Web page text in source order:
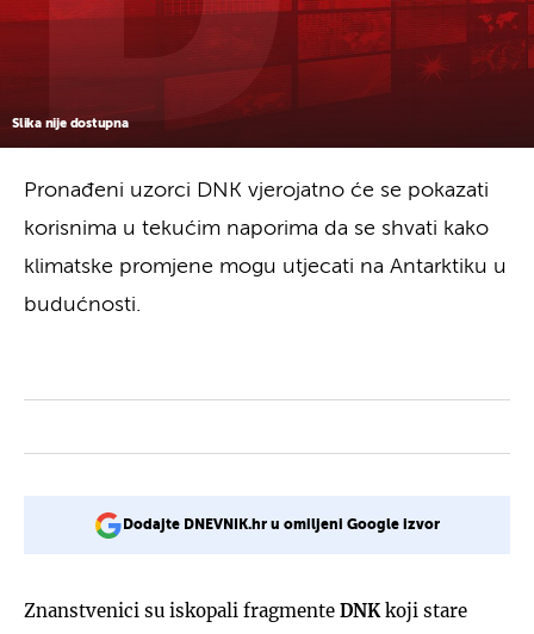
Slika nije dostupna
Pronađeni uzorci DNK vjerojatno će se pokazati
korisnima u tekućim naporima da se shvati kako
klimatske promjene mogu utjecati na Antarktiku u
budućnosti.
Dodajte DNEVNIK.hr u omiljeni Google izvor
Znanstvenici su iskopali fragmente DNK koji stare